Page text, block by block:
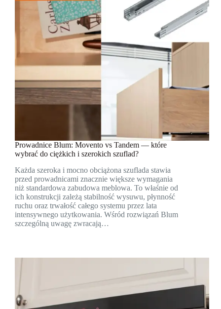
Prowadnice Blum: Movento vs Tandem — które
wybrać do ciężkich i szerokich szuflad?
Każda szeroka i mocno obciążona szuflada stawia
przed prowadnicami znacznie większe wymagania
niż standardowa zabudowa meblowa. To właśnie od
ich konstrukcji zależą stabilność wysuwu, płynność
ruchu oraz trwałość całego systemu przez lata
intensywnego użytkowania. Wśród rozwiązań Blum
szczególną uwagę zwracają…